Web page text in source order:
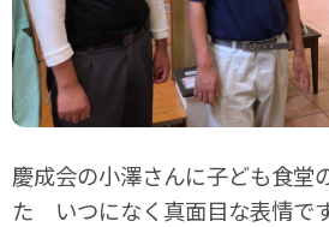
慶成会の小澤さんに子ども食堂
た いつになく真面目な表情で